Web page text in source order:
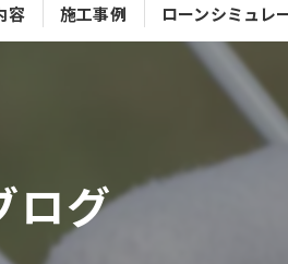
容 施工事例 ローンシミュレ
ログ